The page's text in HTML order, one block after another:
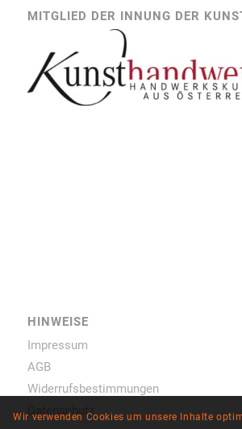
MITGLIED DER INNUNG DER
HINWEISE
Impressum
AGB
Widerrufsbestimmungen
Datenschutz
Wir verwenden Cookies um unsere Inhalte